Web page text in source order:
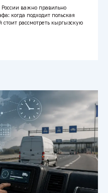
важно правильно
когда подходит польская
рассмотреть кыргызскую